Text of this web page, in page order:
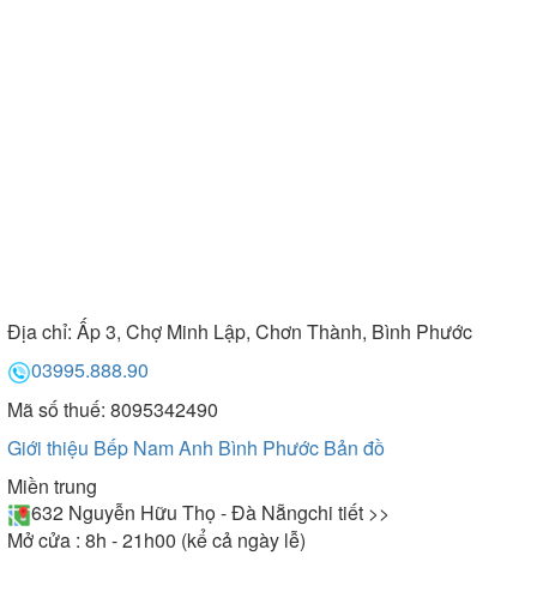
Địa chỉ: Ấp 3, Chợ Minh Lập, Chơn Thành, Bình Phước
03995.888.90
Mã số thuế: 8095342490
Giới thiệu Bếp Nam Anh Bình Phước Bản đồ
Miền trung
632 Nguyễn Hữu Thọ - Đà Nẵngchi tiết >>
Mở cửa : 8h - 21h00 (kể cả ngày lễ)